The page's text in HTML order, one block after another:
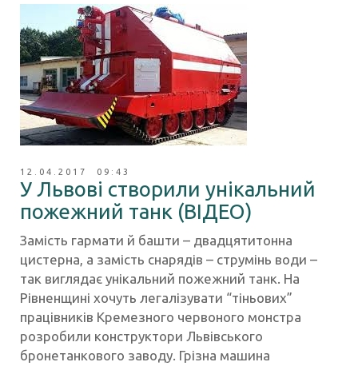
12.04.2017 09:43
У Львові створили унікальний
пожежний танк (ВІДЕО)
Замість гармати й башти – двадцятитонна
цистерна, а замість снарядів – струмінь води –
так виглядає унікальний пожежний танк. На
Рівненщині хочуть легалізувати “тіньових”
працівників Кремезного червоного монстра
розробили конструктори Львівського
бронетанкового заводу. Грізна машина